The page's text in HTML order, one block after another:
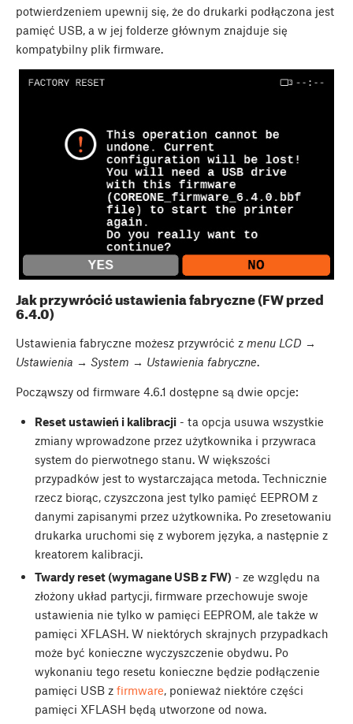
potwierdzeniem upewnij się, że do drukarki podłączona jest
pamięć USB, a w jej folderze głównym znajduje się
kompatybilny plik firmware.
Jak przywrócić ustawienia fabryczne (FW przed
6.4.0)
Ustawienia fabryczne możesz przywrócić z menu LCD →
Ustawienia → System → Ustawienia fabryczne.
Począwszy od firmware 4.6.1 dostępne są dwie opcje:
Reset ustawień i kalibracji- ta opcja usuwa wszystkie
zmiany wprowadzone przez użytkownika i przywraca
system do pierwotnego stanu. W większości
przypadków jest to wystarczająca metoda. Technicznie
rzecz biorąc, czyszczona jest tylko pamięć EEPROM z
danymi zapisanymi przez użytkownika. Po zresetowaniu
drukarka uruchomi się z wyborem języka, a następnie z
kreatorem kalibracji.
Twardy reset (wymagane USB z FW) - ze względu na
złożony układ partycji, firmware przechowuje swoje
ustawienia nie tylko w pamięci EEPROM, ale także w
pamięci XFLASH. W niektórych skrajnych przypadkach
może być konieczne wyczyszczenie obydwu. Po
wykonaniu tego resetu konieczne będzie podłączenie
pamięci USB z firmware , ponieważ niektóre części
pamięci XFLASH będą utworzone od nowa.